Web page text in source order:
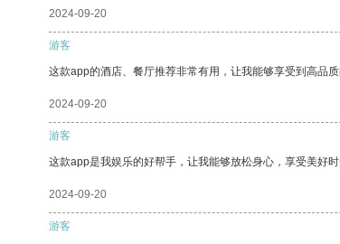
2024-09-20
游客
这款app的酒店、餐厅推荐非常有用，让我能够享受到高品质
2024-09-20
游客
这款app是我娱乐的好帮手，让我能够放松身心，享受美好时
2024-09-20
游客